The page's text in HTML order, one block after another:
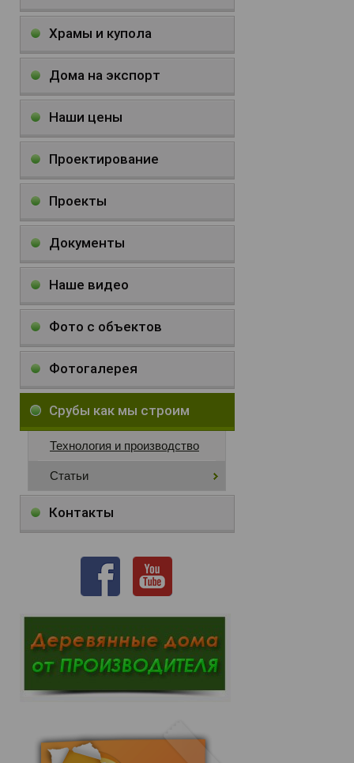
Храмы и купола
Дома на экспорт
Наши цены
Проектирование
Проекты
Документы
Наше видео
Фото с объектов
Фотогалерея
Срубы как мы строим
Технология и производство
Статьи
Контакты